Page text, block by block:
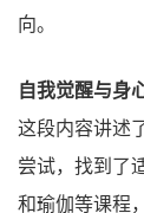
向。
自我觉醒与身
这段内容讲述
尝试，找到了
和瑜伽等课程